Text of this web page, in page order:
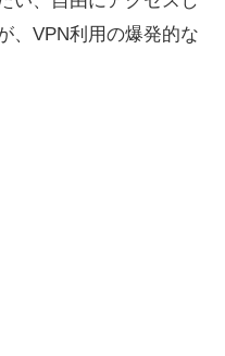
、VPN利用の爆発的な